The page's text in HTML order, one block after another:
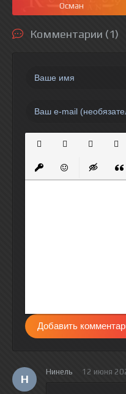
Осман
Комментарии (1)
ВставитьВставитьВставка
Добавить
Н
Нинель 12 июня